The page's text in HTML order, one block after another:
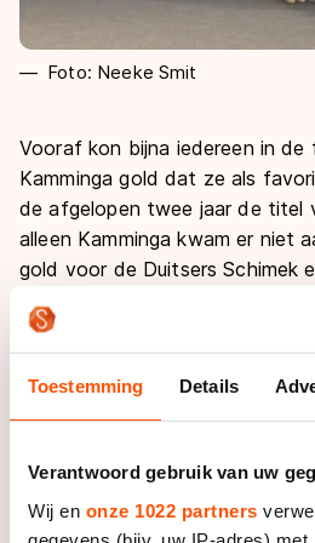
Toestemming Details
Verantwoord gebruik van uw
Wij en onze 1022 partners
Foto: Neeke Smit
Vooraf kon bijna iedereen in de
Kamminga gold dat ze als
de afgelopen twee jaar de titel
alleen Kamminga kwam er niet
gold voor de Duitsers Schimek
Francesca Lollobridiga kwam in
Bittner versnelde met twee
pleit was beslecht.
De 20-jarige Oostenrijkse rijdt
succes. “Ik had het helemaal
dat ik top vijf zou kunnen